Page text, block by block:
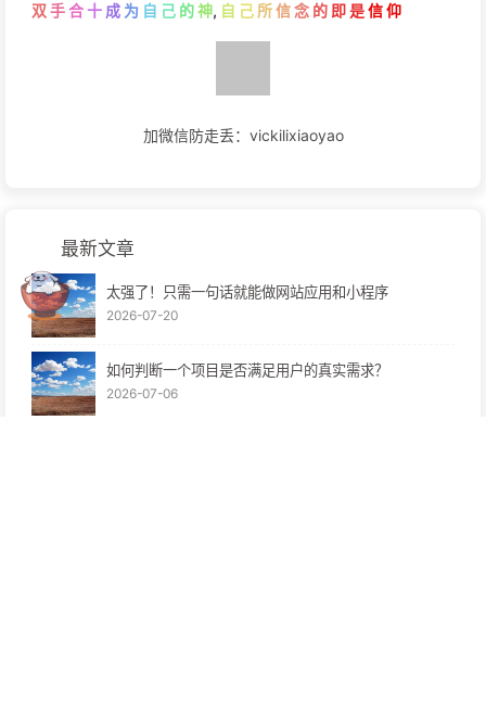
双手合十 成 为 自 己 的神, 自 己 所信念 的 即是信仰
加微信防走丢：vickilixiaoyao
最新文章
太强了！只需一句话就能做网站应用和小程序
2026-07-20
如何判断一个项目是否满足用户的真实需求？
2026-07-06